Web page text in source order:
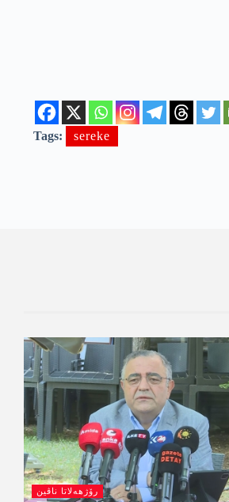
Tags: sereke
رۆژھەلاتا ناڤین